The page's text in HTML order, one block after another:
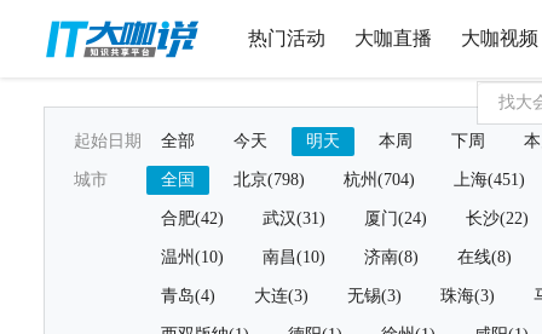
热门活动 大咖直播 大咖视频
起始日期 全部 今天 明天 本周 下周
城市 全国 北京(798) 杭州(704) 上海(451)
合肥(42) 武汉(31) 厦门(24) 长沙(22)
温州(10) 南昌(10) 济南(8) 在线(8)
青岛(4) 大连(3) 无锡(3) 珠海(3)